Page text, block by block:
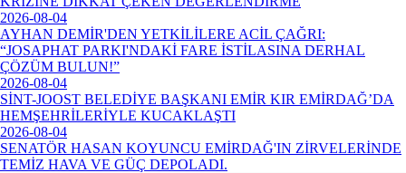
2026-08-04
AYHAN DEMİR'DEN YETKİLİLERE ACİL ÇAĞRI:
“JOSAPHAT PARKI'NDAKİ FARE İSTİLASINA DERHAL
ÇÖZÜM BULUN!”
2026-08-04
SİNT-JOOST BELEDİYE BAŞKANI EMİR KIR EMİRDAĞ’DA
HEMŞEHRİLERİYLE KUCAKLAŞTI
2026-08-04
SENATÖR HASAN KOYUNCU EMİRDAĞ'IN ZİRVELERİNDE
TEMİZ HAVA VE GÜÇ DEPOLADI.